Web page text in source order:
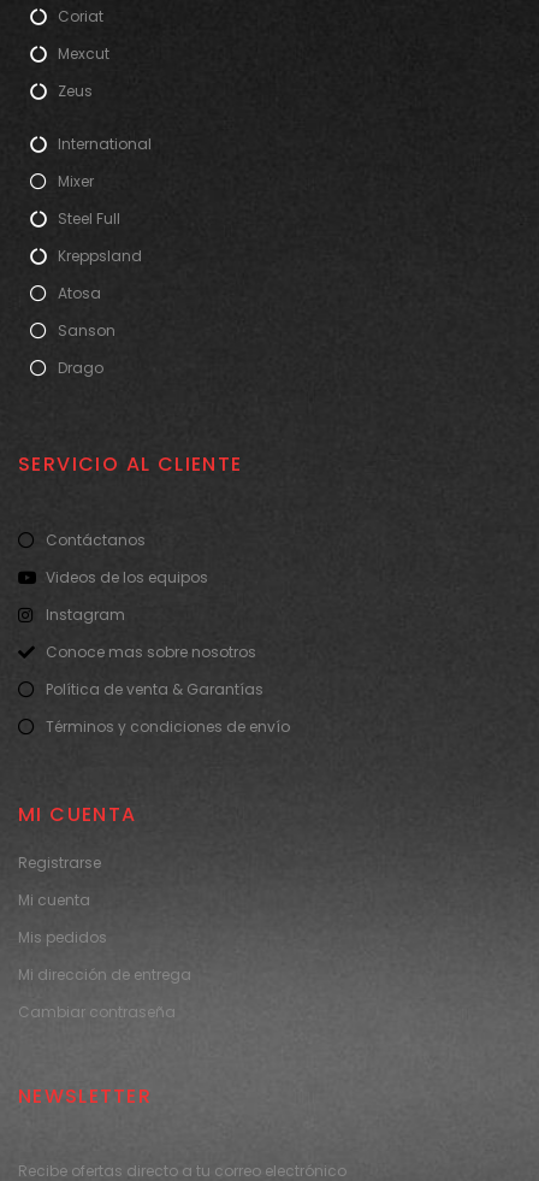
Coriat
Mexcut
Zeus
International
Mixer
Steel Full
Kreppsland
Atosa
Sanson
Drago
SERVICIO AL CLIENTE
Contáctanos
Videos de los equipos
Instagram
Conoce mas sobre nosotros
Política de venta & Garantías
Términos y condiciones de envío
MI CUENTA
Registrarse
Mi cuenta
Mis pedidos
Mi dirección de entrega
Cambiar contraseña
NEWSLETTER
Recibe ofertas directo a tu correo electrónico